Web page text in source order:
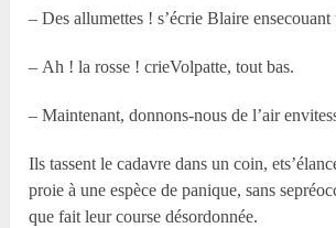
– Des allumettes ! s’écrie Blaire
– Ah ! la rosse ! crieVolpatte, tout bas.
– Maintenant, donnons-nous de l’air
Ils tassent le cadavre dans un coin,
proie à une espèce de panique, sans
que fait leur course désordonnée.